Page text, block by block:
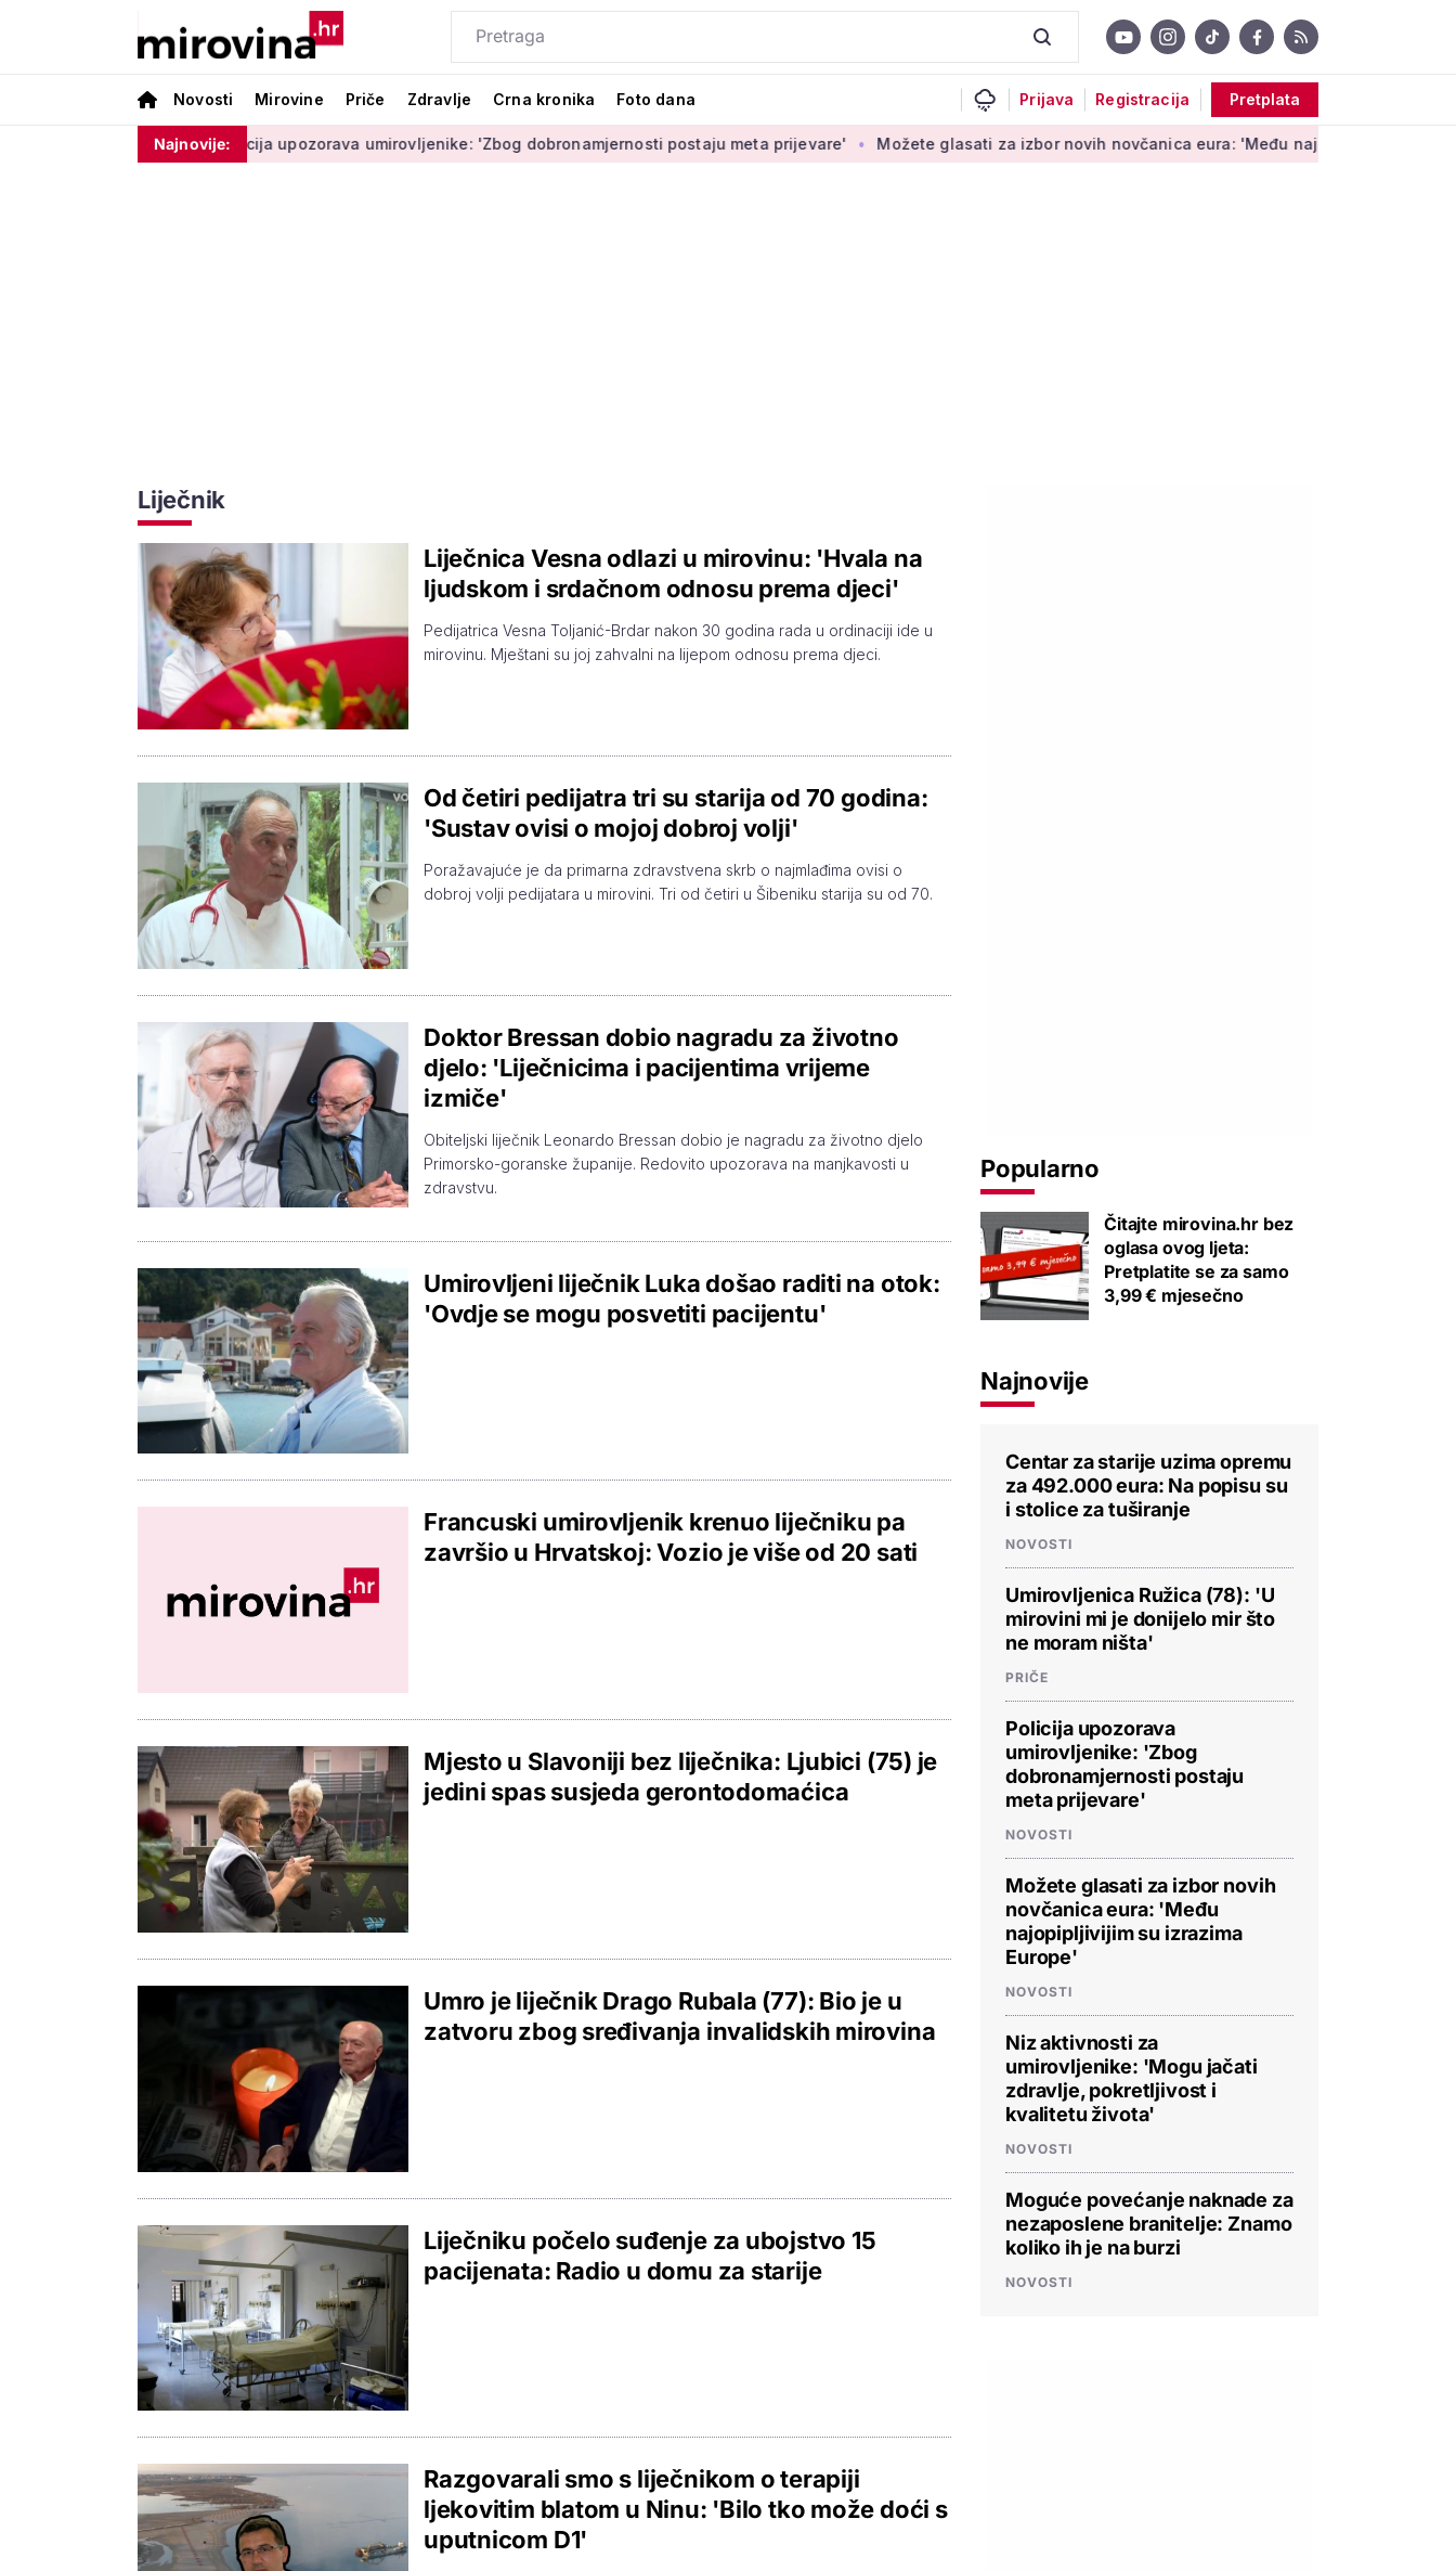
Novosti Mirovine Priče Zdravlje Crna kronika Foto dana Prijava Registracija Pretplata
Najnovije:
Policija upozorava umirovljenike: 'Zbog dobronamjernosti postaju meta prijevare' Možete glasati za izbor novih novčanica eura: 'Među najopipljivijim su izrazima
Liječnik
Liječnica Vesna odlazi u mirovinu: 'Hvala na
ljudskom i srdačnom odnosu prema djeci'
Pedijatrica Vesna Toljanić-Brdar nakon 30 godina rada u ordinaciji ide u
mirovinu. Mještani su joj zahvalni na lijepom odnosu prema djeci.
Od četiri pedijatra tri su starija od 70 godina:
'Sustav ovisi o mojoj dobroj volji'
Poražavajuće je da primarna zdravstvena skrb o najmlađima ovisi o
dobroj volji pedijatara u mirovini. Tri od četiri u Šibeniku starija su od 70.
Doktor Bressan dobio nagradu za životno
djelo: 'Liječnicima i pacijentima vrijeme
izmiče'
Obiteljski liječnik Leonardo Bressan dobio je nagradu za životno djelo
Primorsko-goranske županije. Redovito upozorava na manjkavosti u
zdravstvu.
Umirovljeni liječnik Luka došao raditi na otok:
'Ovdje se mogu posvetiti pacijentu'
Francuski umirovljenik krenuo liječniku pa
završio u Hrvatskoj: Vozio je više od 20 sati
Mjesto u Slavoniji bez liječnika: Ljubici (75) je
jedini spas susjeda gerontodomaćica
Umro je liječnik Drago Rubala (77): Bio je u
zatvoru zbog sređivanja invalidskih mirovina
Liječniku počelo suđenje za ubojstvo 15
pacijenata: Radio u domu za starije
Razgovarali smo s liječnikom o terapiji
ljekovitim blatom u Ninu: 'Bilo tko može doći s
uputnicom D1'
Popularno
Čitajte mirovina.hr bez
oglasa ovog ljeta:
Pretplatite se za samo
3,99 € mjesečno
Najnovije
Centar za starije uzima opremu
za 492.000 eura: Na popisu su
i stolice za tuširanje
NOVOSTI
Umirovljenica Ružica (78): 'U
mirovini mi je donijelo mir što
ne moram ništa'
PRIČE
Policija upozorava
umirovljenike: 'Zbog
dobronamjernosti postaju
meta prijevare'
NOVOSTI
Možete glasati za izbor novih
novčanica eura: 'Među
najopipljivijim su izrazima
Europe'
NOVOSTI
Niz aktivnosti za
umirovljenike: 'Mogu jačati
zdravlje, pokretljivost i
kvalitetu života'
NOVOSTI
Moguće povećanje naknade za
nezaposlene branitelje: Znamo
koliko ih je na burzi
NOVOSTI